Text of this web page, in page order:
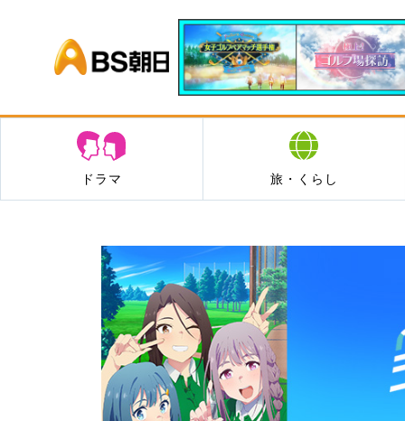
BS朝日
ドラマ 旅・くらし